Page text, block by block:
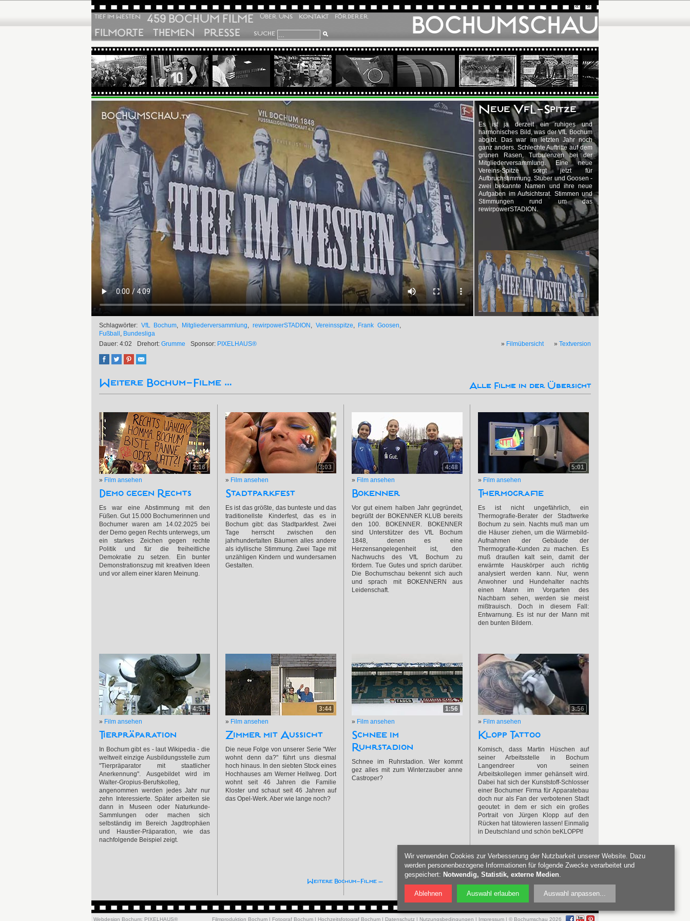
BOCHUMSCHAU
TIEF IM WESTEN 459 BOCHUM FILME ÜBER UNS KONTAKT FÖRDERER
FILMORTE THEMEN PRESSE SUCHE
« »
Neue VfL-Spitze
Es ist ja derzeit ein ruhiges und
harmonisches Bild, was der VfL Bochum
abgibt. Das war im letzten Jahr noch
ganz anders. Schlechte Auftritte auf dem
grünen Rasen, Turbulenzen bei der
Mitgliederversammlung. Eine neue
Vereins-Spitze sorgt jetzt für
Aufbruchstimmung. Stüber und Goosen -
zwei bekannte Namen und ihre neue
Aufgaben im Aufsichtsrat. Stimmen und
Stimmungen rund um das
rewirpowerSTADION.
Schlagwörter: VfL Bochum, Mitgliederversammlung, rewirpowerSTADION , Vereinsspitze, Frank Goosen,
Fußball , Bundesliga
Dauer: 4:02
Drehort: Grumme Sponsor: PIXELHAUS® » Filmübersicht » Textversion
Alle Filme in der Übersicht
Weitere Bochum-Filme …
2:16
» Film ansehen
Demo gegen Rechts
Es war eine Abstimmung mit den
Füßen. Gut 15.000 Bochumerinnen und
Bochumer waren am 14.02.2025 bei
der Demo gegen Rechts unterwegs, um
ein starkes Zeichen gegen rechte
Politik und für die freiheitliche
Demokratie zu setzen. Ein bunter
Demonstrationszug mit kreativen Ideen
und vor allem einer klaren Meinung.
3:03
» Film ansehen
Stadtparkfest
Es ist das größte, das bunteste und das
traditionellste Kinderfest, das es in
Bochum gibt: das Stadtparkfest. Zwei
Tage herrscht zwischen den
jahrhundertalten Bäumen alles andere
als idyllische Stimmung. Zwei Tage mit
unzähligen Kindern und wundersamen
Gestalten.
4:48
» Film ansehen
Bokenner
Vor gut einem halben Jahr gegründet,
begrüßt der BOKENNER KLUB bereits
den 100. BOKENNER. BOKENNER
sind Unterstützer des VfL Bochum
1848, denen es eine
Herzensangelegenheit ist, den
Nachwuchs des VfL Bochum zu
fördern. Tue Gutes und sprich darüber.
Die Bochumschau bekennt sich auch
und sprach mit BOKENNERN aus
Leidenschaft.
5:01
» Film ansehen
Thermografie
Es ist nicht ungefährlich, ein
Thermografie-Berater der Stadtwerke
Bochum zu sein. Nachts muß man um
die Häuser ziehen, um die Wärmebild-
Aufnahmen der Gebäude der
Thermografie-Kunden zu machen. Es
muß draußen kalt sein, damit der
erwärmte Hauskörper auch richtig
analysiert werden kann. Nur, wenn
Anwohner und Hundehalter nachts
einen Mann im Vorgarten des
Nachbarn sehen, werden sie meist
mißtrauisch. Doch in diesem Fall:
Entwarnung. Es ist nur der Mann mit
den bunten Bildern.
4:51
» Film ansehen
Tierpräparation
In Bochum gibt es - laut Wikipedia - die
weltweit einzige Ausbildungsstelle zum
"Tierpräparator mit staatlicher
Anerkennung". Ausgebildet wird im
Walter-Gropius-Berufskolleg,
angenommen werden jedes Jahr nur
zehn Interessierte. Später arbeiten sie
dann in Museen oder Naturkunde-
Sammlungen oder machen sich
selbständig im Bereich Jagdtrophäen
und Haustier-Präparation, wie das
nachfolgende Beispiel zeigt.
3:44
» Film ansehen
Zimmer mit Aussicht
Die neue Folge von unserer Serie "Wer
wohnt denn da?" führt uns diesmal
hoch hinaus. In den siebten Stock eines
Hochhauses am Werner Hellweg. Dort
wohnt seit 46 Jahren die Familie
Kloster und schaut seit 46 Jahren auf
das Opel-Werk. Aber wie lange noch?
1:56
» Film ansehen
Schnee im
Ruhrstadion
Schnee im Ruhrstadion. Wer kommt
gez alles mit zum Winterzauber anne
Castroper?
3:56
» Film ansehen
Klopp Tattoo
Komisch, dass Martin Hüschen auf
seiner Arbeitsstelle in Bochum
Langendreer von seinen
Arbeitskollegen immer gehänselt wird.
Dabei hat sich der Kunststoff-Schlosser
einer Bochumer Firma für Apparatebau
doch nur als Fan der verbotenen Stadt
geoutet: in dem er sich ein großes
Portrait von Jürgen Klopp auf den
Rücken hat tätowieren lassen! Einmalig
in Deutschland und schön beKLOPPt!
Weitere Bochum-Filme …
Webdesign Bochum: PIXELHAUS® Filmproduktion Bochum | Fotograf Bochum | Hochzeitsfotograf Bochum | Datenschutz | Nutzungsbedingungen | Impressum | © Bochumschau 2026
Wir verwenden Cookies zur Verbesserung der Nutzbarkeit unserer Website. Dazu
werden personenbezogene Informationen für folgende Zwecke verarbeitet und
gespeichert: Notwendig, Statistik, externe Medien.
Ablehnen Auswahl erlauben Auswahl anpassen...